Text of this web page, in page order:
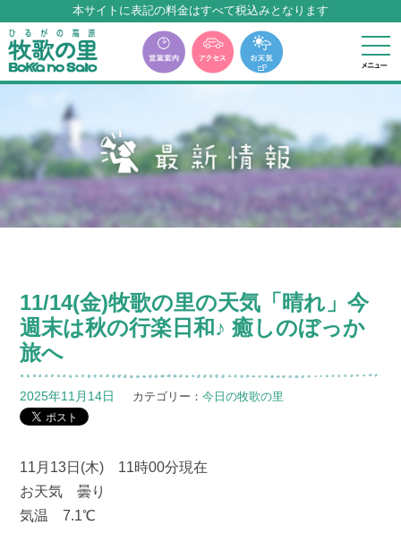
本サイトに表記の料金はすべて税込みとなります
牧歌の里温泉『牧華』は12月中旬まで休館いたします。
11/14(金)牧歌の里の天気「晴れ」今
週末は秋の行楽日和♪ 癒しのぼっか
旅へ
2025年11月14日 カテゴリー：今日の牧歌の里
11月13日(木) 11時00分現在
お天気 曇り
気温 7.1℃